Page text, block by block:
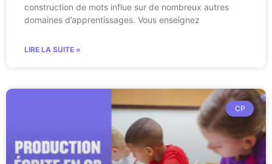
construction de mots influe sur de nombreux autres
domaines d’apprentissages. Vous enseignez
LIRE LA SUITE »
CP